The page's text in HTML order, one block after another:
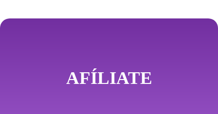
AFÍLIATE